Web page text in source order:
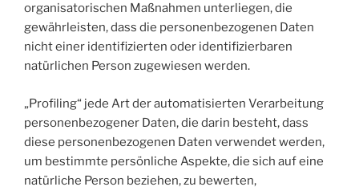
organisatorischen Maßnahmen unterliegen, die
gewährleisten, dass die personenbezogenen Daten
nicht einer identifizierten oder identifizierbaren
natürlichen Person zugewiesen werden.
„Profiling“ jede Art der automatisierten Verarbeitung
personenbezogener Daten, die darin besteht, dass
diese personenbezogenen Daten verwendet werden,
um bestimmte persönliche Aspekte, die sich auf eine
natürliche Person beziehen, zu bewerten,